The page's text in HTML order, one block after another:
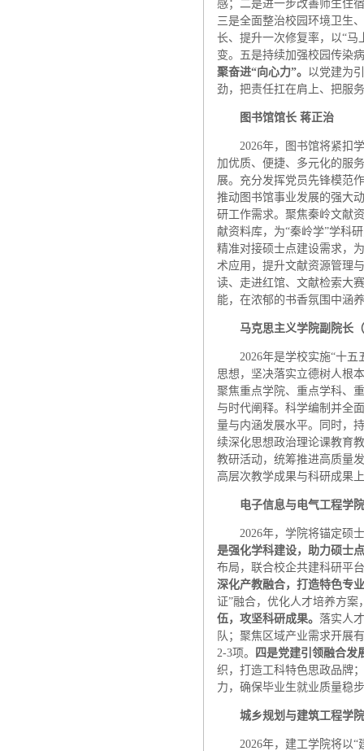
感；二是进一步改善师生住
三是全面整治校园环境卫生
长、提升一次修复率，以“马
变。五是持续加强校园传染
聚奋进“向心力”。 以党建为
劲，把责任扛在肩上、把服
图书馆馆长 蒋正治
2026年，图书馆将紧扣
加优质、便捷、多元化的服
展。充分发挥党员先锋模范
推动图书馆事业发展的强大
研工作需求。聚焦秦岭文献
献资料库，为“秦岭学”学科
精准对接硕士点建设需求，
术应用，提升文献资源管理
读、走进红馆、文献检索大
能，在浓郁的书香氛围中涵
马克思主义学院副院长 （
2026年是学校实施“十
思想，坚决落实立德树人根
聚焦重点学院、重点学科、
与时代阐释。科学编制并全
量与内涵发展水平。同时，
续深化思想政治理论课教育
教研活动，统筹推进高质量
高层次教学成果与科研成果
电子信息与电气工程学院
2026年，学院将锚定硕
是强化学科建设，助力硕士
布局，联合校企共建科研平
深化产教融合，打造特色专
证”融合，优化人才培养方
伍，攻坚科研成果。 落实人
队；聚焦区域产业需求开展
2-3项。
四是党建引领融合发
织，打造工科特色思政品牌
力，确保毕业生就业质量稳
城乡规划与建筑工程学
2026年，建工学院将以